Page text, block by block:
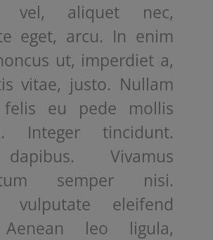
vel, aliquet nec,
eget, arcu. In enim
ut, imperdiet a,
vitae, justo. Nullam
eu pede mollis
Integer tincidunt.
Vivamus
semper nisi.
vulputate eleifend
leo ligula,